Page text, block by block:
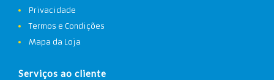
Privacidade
Termos e Condições
Mapa da Loja
Serviços ao cliente